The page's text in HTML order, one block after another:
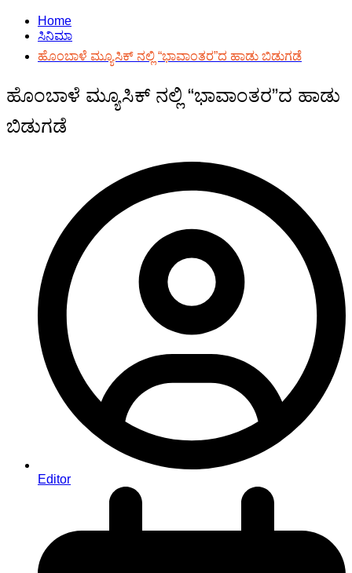
Home
ಸಿನಿಮಾ
ಹೊಂಬಾಳೆ ಮ್ಯೂಸಿಕ್ ನಲ್ಲಿ “ಭಾವಾಂತರ”ದ ಹಾಡು ಬಿಡುಗಡೆ
ಹೊಂಬಾಳೆ ಮ್ಯೂಸಿಕ್ ನಲ್ಲಿ “ಭಾವಾಂತರ”ದ ಹಾಡು
ಬಿಡುಗಡೆ
Editor